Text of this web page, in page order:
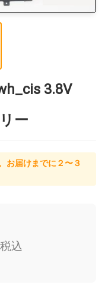
3.8V
ー
お届けまでに２〜３
税込